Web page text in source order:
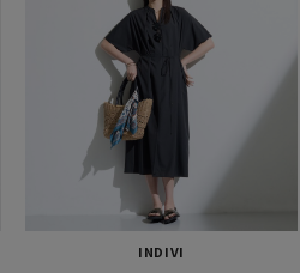
INDIVI